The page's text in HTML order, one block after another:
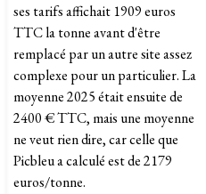
ses tarifs affichait 1909 euros
TTC la tonne avant d'être
remplacé par un autre site assez
complexe pour un particulier. La
moyenne 2025 était ensuite de
2400 € TTC, mais une moyenne
ne veut rien dire, car celle que
Picbleu a calculé est de 2179
euros/tonne.